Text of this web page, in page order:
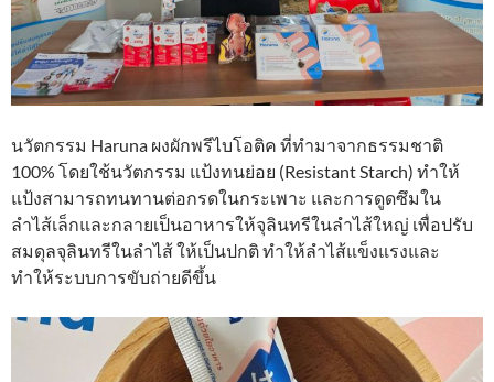
นวัตกรรม Haruna ผงผักพรีไบโอติค ที่ทำมาจากธรรมชาติ
100% โดยใช้นวัตกรรม แป้งทนย่อย (Resistant Starch) ทำให้
แป้งสามารถทนทานต่อกรดในกระเพาะ และการดูดซึมใน
ลำไส้เล็กและกลายเป็นอาหารให้จุลินทรีในลำไส้ใหญ่ เพื่อปรับ
สมดุลจุลินทรีในลำไส้ ให้เป็นปกติ ทำให้ลำไส้แข็งแรงและ
ทำให้ระบบการขับถ่ายดีขึ้น